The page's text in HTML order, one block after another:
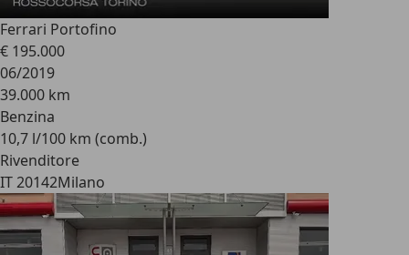
Ferrari Portofino
€ 195.000
06/2019
39.000 km
Benzina
10,7 l/100 km (comb.)
Rivenditore
IT 20142Milano